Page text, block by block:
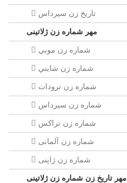
تاريخ زن سيرداس
مهر شماره زن ژلاتینی
شماره زن موبي
شماره زن شايني
شماره زن ترودات
شماره زن سيرداس
شماره زن تراکس
شماره زن آلمانی
شماره زن ژاپنی
مهر تاریخ زن شماره زن ژلاتینی